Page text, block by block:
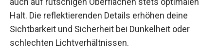
auch auf rutschigen Oberflächen stets optimalen
Halt. Die reflektierenden Details erhöhen deine
Sichtbarkeit und Sicherheit bei Dunkelheit oder
schlechten Lichtverhältnissen.